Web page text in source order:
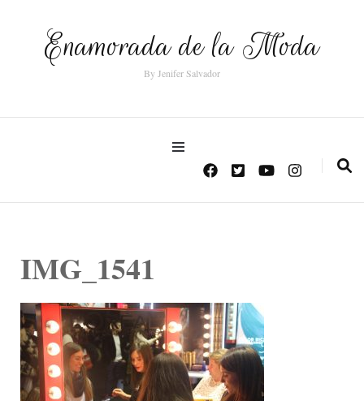
Enamorada de la Moda
By Jenifer Salvador
IMG_1541